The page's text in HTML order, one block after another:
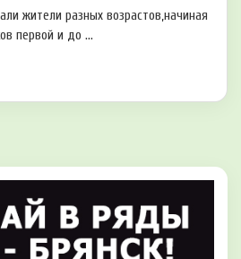
жители разных возрастов,начиная
первой и до ...